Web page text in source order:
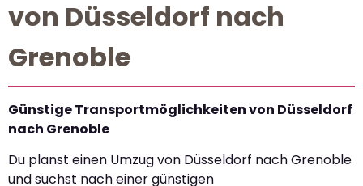
von Düsseldorf nach
Grenoble
Günstige Transportmöglichkeiten von Düsseldorf
nach Grenoble
Du planst einen Umzug von Düsseldorf nach Grenoble
und suchst nach einer günstigen